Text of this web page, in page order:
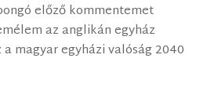
előző kommentemet
az anglikán egyház
magyar egyházi valóság 2040